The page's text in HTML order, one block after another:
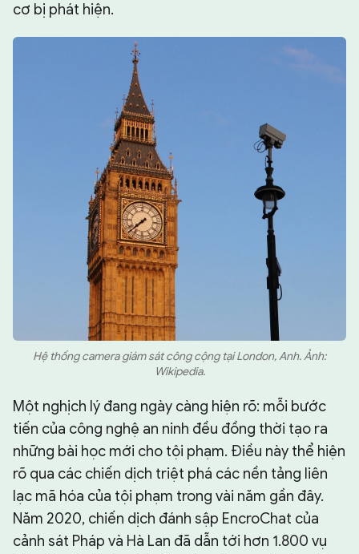
cơ bị phát hiện.
Hệ thống camera giám sát công cộng tại London, Anh. Ảnh:
Wikipedia.
Một nghịch lý đang ngày càng hiện rõ: mỗi bước
tiến của công nghệ an ninh đều đồng thời tạo ra
những bài học mới cho tội phạm. Điều này thể hiện
rõ qua các chiến dịch triệt phá các nền tảng liên
lạc mã hóa của tội phạm trong vài năm gần đây.
Năm 2020, chiến dịch đánh sập EncroChat của
cảnh sát Pháp và Hà Lan đã dẫn tới hơn 1.800 vụ